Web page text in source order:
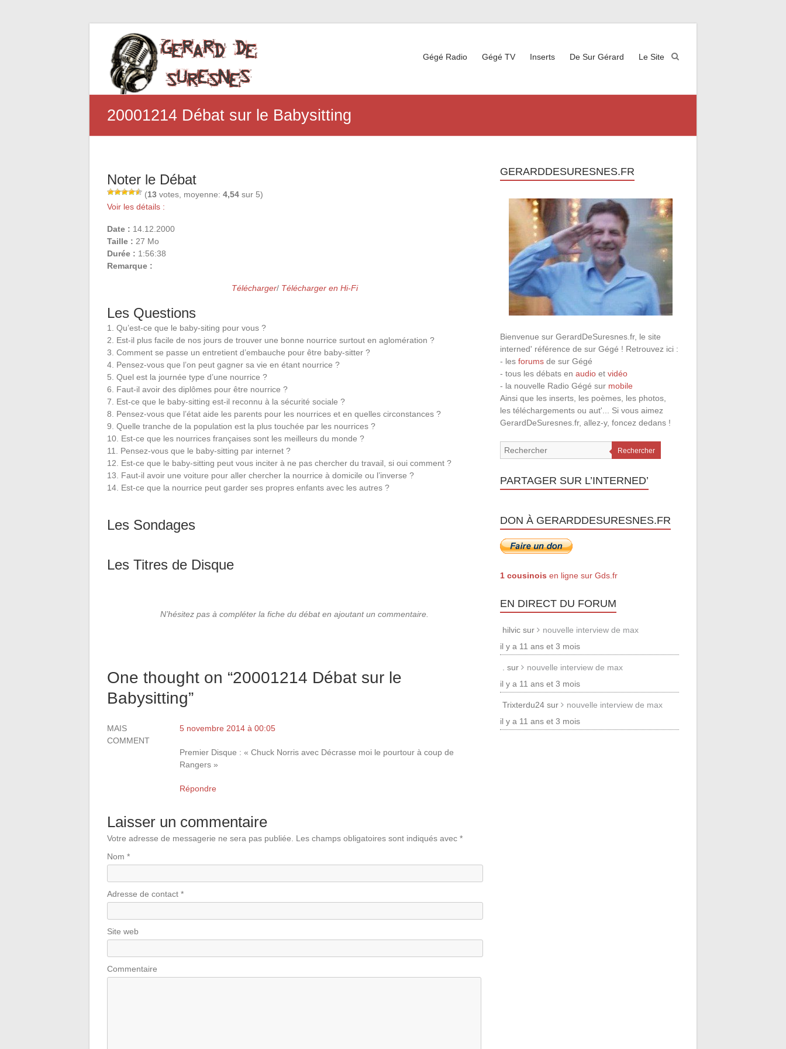
Gégé Radio Gégé TV Inserts De Sur Gérard Le Site
20001214 Débat sur le Babysitting
Noter le Débat
(13 votes, moyenne: 4,54 sur 5)
Voir les détails :
Date : 14.12.2000
Taille : 27 Mo
Durée : 1:56:38
Remarque :
Télécharger/ Télécharger en Hi-Fi
Les Questions
1. Qu’est-ce que le baby-siting pour vous ?
2. Est-il plus facile de nos jours de trouver une bonne nourrice surtout en aglomération ?
3. Comment se passe un entretient d’embauche pour être baby-sitter ?
4. Pensez-vous que l’on peut gagner sa vie en étant nourrice ?
5. Quel est la journée type d’une nourrice ?
6. Faut-il avoir des diplômes pour être nourrice ?
7. Est-ce que le baby-sitting est-il reconnu à la sécurité sociale ?
8. Pensez-vous que l’état aide les parents pour les nourrices et en quelles circonstances ?
9. Quelle tranche de la population est la plus touchée par les nourrices ?
10. Est-ce que les nourrices françaises sont les meilleurs du monde ?
11. Pensez-vous que le baby-sitting par internet ?
12. Est-ce que le baby-sitting peut vous inciter à ne pas chercher du travail, si oui comment ?
13. Faut-il avoir une voiture pour aller chercher la nourrice à domicile ou l’inverse ?
14. Est-ce que la nourrice peut garder ses propres enfants avec les autres ?
Les Sondages
Les Titres de Disque
N’hésitez pas à compléter la fiche du débat en ajoutant un commentaire.
One thought on “20001214 Débat sur le
Babysitting”
MAIS
COMMENT
5 novembre 2014 à 00:05
Premier Disque : « Chuck Norris avec Décrasse moi le pourtour à coup de
Rangers »
Répondre
Laisser un commentaire
Votre adresse de messagerie ne sera pas publiée. Les champs obligatoires sont indiqués avec *
Nom *
Adresse de contact *
Site web
Commentaire
GERARDDESURESNES.FR
Bienvenue sur GerardDeSuresnes.fr, le site
interned' référence de sur Gégé ! Retrouvez ici :
- lesforums de sur Gégé
- tous les débats enaudio etvidéo
- la nouvelle Radio Gégé sur mobile
Ainsi que les inserts, les poèmes, les photos,
les téléchargements ou aut'... Si vous aimez
GerardDeSuresnes.fr, allez-y, foncez dedans !
Rechercher
PARTAGER SUR L’INTERNED’
DON À GERARDDESURESNES.FR
1 cousinois en ligne sur Gds.fr
EN DIRECT DU FORUM
hilvic sur
nouvelle interview de max
il y a 11 ans et 3 mois
. sur
nouvelle interview de max
il y a 11 ans et 3 mois
Trixterdu24 sur
nouvelle interview de max
il y a 11 ans et 3 mois